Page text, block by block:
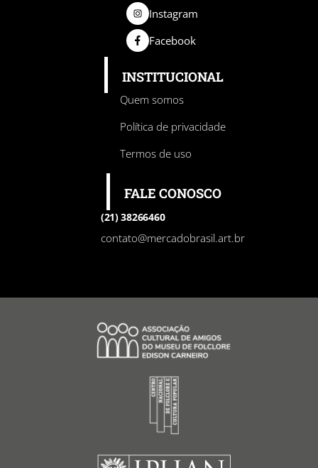
Instagram
Facebook
INSTITUCIONAL
Quem somos
Política de privacidade
Termos de uso
FALE CONOSCO
(21) 38266460
contato@mercadobrasil.art.br